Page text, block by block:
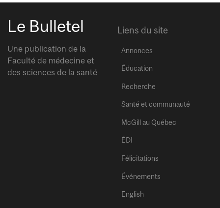
Le Bulletel
Une publication de la
Faculté de médecine et
des sciences de la santé
Liens du site
Annonces
Éducation
Recherche
Santé et communauté
McGill au Québec
ÉDI
Félicitations
Événements
English